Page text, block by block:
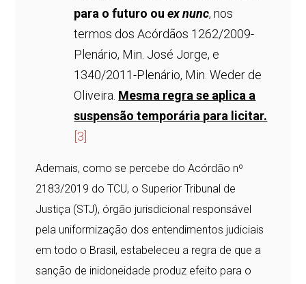
para o futuro ouex nunc, nos
termos dos Acórdãos 1262/2009-
Plenário, Min. José Jorge, e
1340/2011-Plenário, Min. Weder de
Oliveira. Mesma regra se aplica a
suspensão temporária para licitar.
[3]
Ademais, como se percebe do Acórdão nº
2183/2019 do TCU, o Superior Tribunal de
Justiça (STJ), órgão jurisdicional responsável
pela uniformização dos entendimentos judiciais
em todo o Brasil, estabeleceu a regra de que a
sanção de inidoneidade produz efeito para o